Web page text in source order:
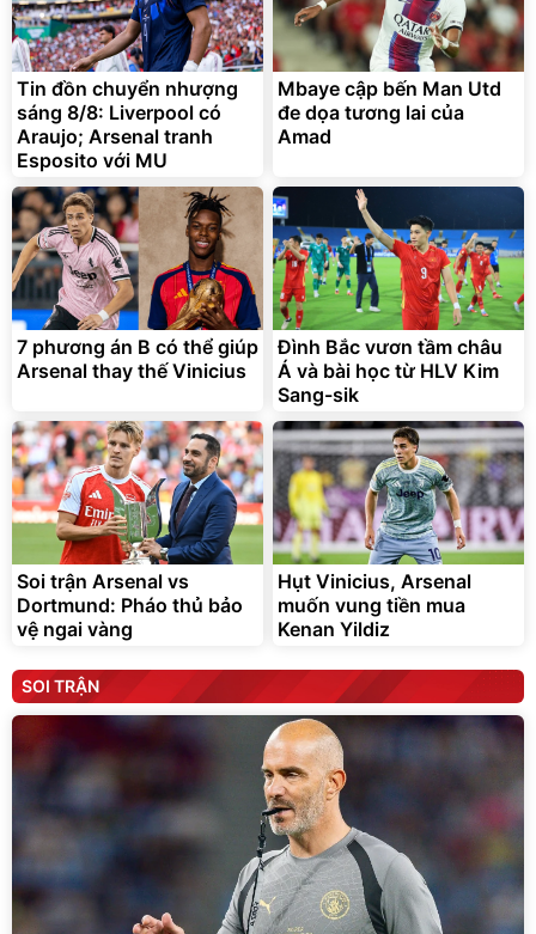
Tin đồn chuyển nhượng
sáng 8/8: Liverpool có
Araujo; Arsenal tranh
Esposito với MU
Mbaye cập bến Man Utd
đe dọa tương lai của
Amad
7 phương án B có thể giúp
Arsenal thay thế Vinicius
Đình Bắc vươn tầm châu
Á và bài học từ HLV Kim
Sang-sik
Soi trận Arsenal vs
Dortmund: Pháo thủ bảo
vệ ngai vàng
Hụt Vinicius, Arsenal
muốn vung tiền mua
Kenan Yildiz
SOI TRẬN